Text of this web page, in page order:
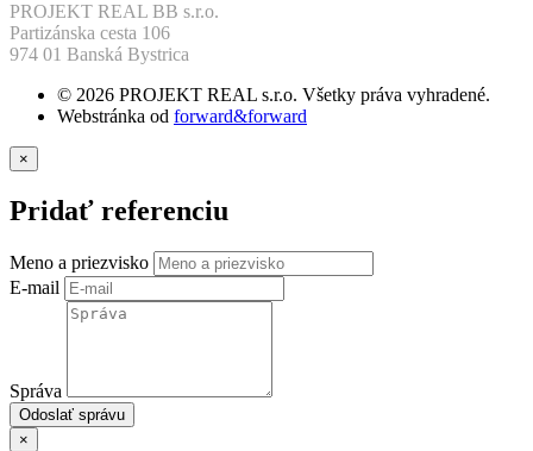
PROJEKT REAL BB s.r.o.
Partizánska cesta 106
974 01 Banská Bystrica
© 2026 PROJEKT REAL s.r.o. Všetky práva vyhradené.
Webstránka od forward&forward
×
Pridať referenciu
Meno a priezvisko
E-mail
Správa
Odoslať správu
×